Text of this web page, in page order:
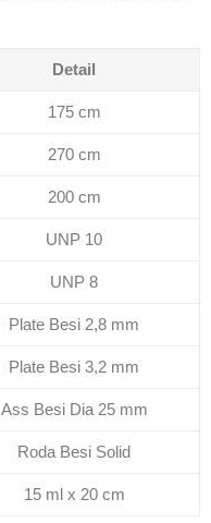
Detail
175 cm
270 cm
200 cm
UNP 10
UNP 8
Plate Besi 2,8 mm
Plate Besi 3,2 mm
Ass Besi Dia 25 mm
Roda Besi Solid
15 ml x 20 cm